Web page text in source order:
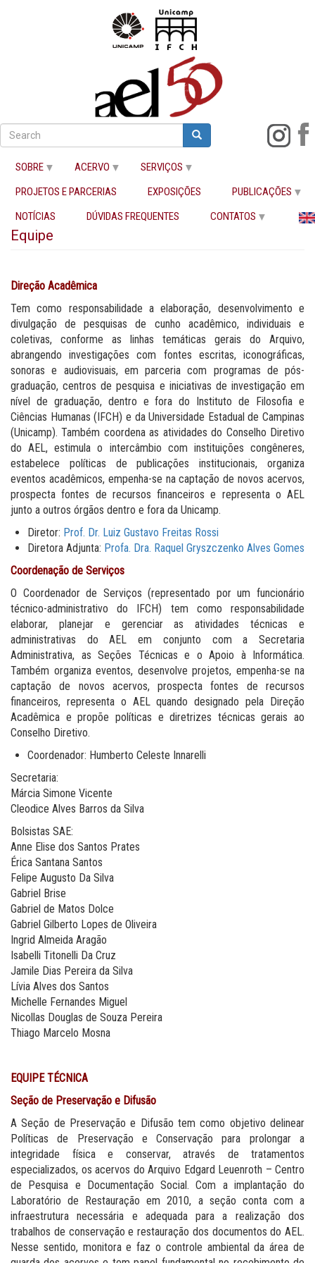
para
o
conteúdo
principal
Buscar
Search Search
SOBRE ACERVO
SERVIÇOS
PROJETOS E PARCERIAS
EXPOSIÇÕES
PUBLICAÇÕES
NOTÍCIAS
DÚVIDAS FREQUENTES CONTATOS
Início Equipe
Equipe
Direção Acadêmica
Tem como responsabilidade a elaboração, desenvolvimento e
divulgação de pesquisas de cunho acadêmico, individuais e
coletivas, conforme as linhas temáticas gerais do Arquivo,
abrangendo investigações com fontes escritas, iconográficas,
sonoras e audiovisuais, em parceria com programas de pós-
graduação, centros de pesquisa e iniciativas de investigação em
nível de graduação, dentro e fora do Instituto de Filosofia e
Ciências Humanas (IFCH) e da Universidade Estadual de Campinas
(Unicamp). Também coordena as atividades do Conselho Diretivo
do AEL, estimula o intercâmbio com instituições congêneres,
estabelece políticas de publicações institucionais, organiza
eventos acadêmicos, empenha-se na captação de novos acervos,
prospecta fontes de recursos financeiros e representa o AEL
junto a outros órgãos dentro e fora da Unicamp.
Diretor: Prof. Dr. Luiz Gustavo Freitas Rossi
Diretora Adjunta: Profa. Dra. Raquel Gryszczenko Alves Gomes
Coordenação de Serviços
O Coordenador de Serviços (representado por um funcionário
técnico-administrativo do IFCH) tem como responsabilidade
elaborar, planejar e gerenciar as atividades técnicas e
administrativas do AEL em conjunto com a Secretaria
Administrativa, as Seções Técnicas e o Apoio à Informática.
Também organiza eventos, desenvolve projetos, empenha-se na
captação de novos acervos, prospecta fontes de recursos
financeiros, representa o AEL quando designado pela Direção
Acadêmica e propõe políticas e diretrizes técnicas gerais ao
Conselho Diretivo.
Coordenador: Humberto Celeste Innarelli
Secretaria:
Márcia Simone Vicente
Cleodice Alves Barros da Silva
Bolsistas SAE:
Anne Elise dos Santos Prates
Érica Santana Santos
Felipe Augusto Da Silva
Gabriel Brise
Gabriel de Matos Dolce
Gabriel Gilberto Lopes de Oliveira
Ingrid Almeida Aragão
Isabelli Titonelli Da Cruz
Jamile Dias Pereira da Silva
Lívia Alves dos Santos
Michelle Fernandes Miguel
Nicollas Douglas de Souza Pereira
Thiago Marcelo Mosna
EQUIPE TÉCNICA
Seção de Preservação e Difusão
A Seção de Preservação e Difusão tem como objetivo delinear
Políticas de Preservação e Conservação para prolongar a
integridade física e conservar, através de tratamentos
especializados, os acervos do Arquivo Edgard Leuenroth – Centro
de Pesquisa e Documentação Social. Com a implantação do
Laboratório de Restauração em 2010, a seção conta com a
infraestrutura necessária e adequada para a realização dos
trabalhos de conservação e restauração dos documentos do AEL.
Nesse sentido, monitora e faz o controle ambiental da área de